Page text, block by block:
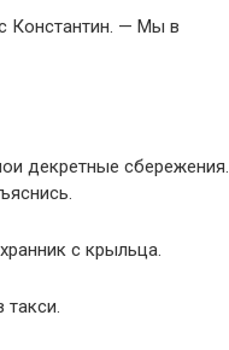
Константин. — Мы в
декретные сбережения.
с крыльца.